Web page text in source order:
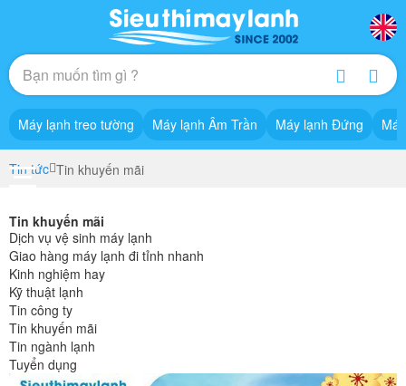
Máy lạnh treo tường Máy lạnh Âm Trần Máy lạnh Đứng
Tin tức Tin khuyến mãi
Tin khuyến mãi
Dịch vụ vệ sinh máy lạnh
Giao hàng máy lạnh đi tỉnh nhanh
Kinh nghiệm hay
Kỹ thuật lạnh
Tin công ty
Tin khuyến mãi
Tin ngành lạnh
Tuyển dụng